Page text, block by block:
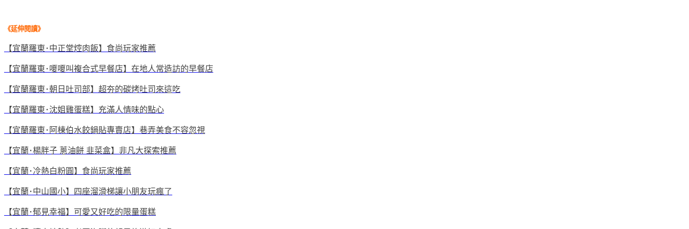
《延伸閱讀》
【宜蘭羅東･中正堂焢肉飯】食尚玩家推薦
【宜蘭羅東･嗄嗄叫複合式早餐店】在地人常造訪的早餐店
【宜蘭羅東･朝日吐司部】超夯的碳烤吐司來這吃
【宜蘭羅東･沈姐雞蛋糕】充滿人情味的點心
【宜蘭羅東･阿棟伯水餃鍋貼專賣店】巷弄美食不容忽視
【宜蘭･楊胖子 蔥油餅 韭菜盒】非凡大探索推薦
【宜蘭･冷熱白粉圓】食尚玩家推薦
【宜蘭･中山國小】四座溜滑梯讓小朋友玩瘋了
【宜蘭･郁見幸福】可愛又好吃的限量蛋糕